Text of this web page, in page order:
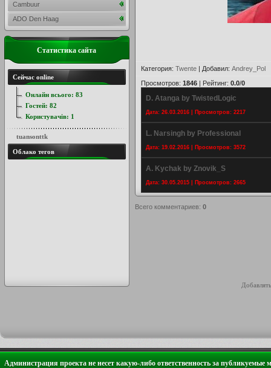
Категория: Twente | Добавил: Andrey_Pol
Просмотров: 1846 | Рейтинг: 0.0/0
D. Atanga by TwistedLogic
Дата: 26.03.2016 | Просмотров: 2217
L. Narsingh by Professional
Дата: 19.02.2016 | Просмотров: 3572
A. Kychak by Znovik_S
Дата: 30.05.2015 | Просмотров: 2665
Всего комментариев: 0
Cambuur
ADO Den Haag
Статистика сайта
Сейчас online
Онлайн всього: 83
Гостей: 82
Користувачів: 1
tuansonttk
Облако тегов
Администрация проекта не несет какую-либо ответственность за публикуемые